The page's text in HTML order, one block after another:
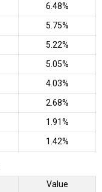
6.48%
5.75%
5.22%
5.05%
4.03%
2.68%
1.91%
1.42%
Value